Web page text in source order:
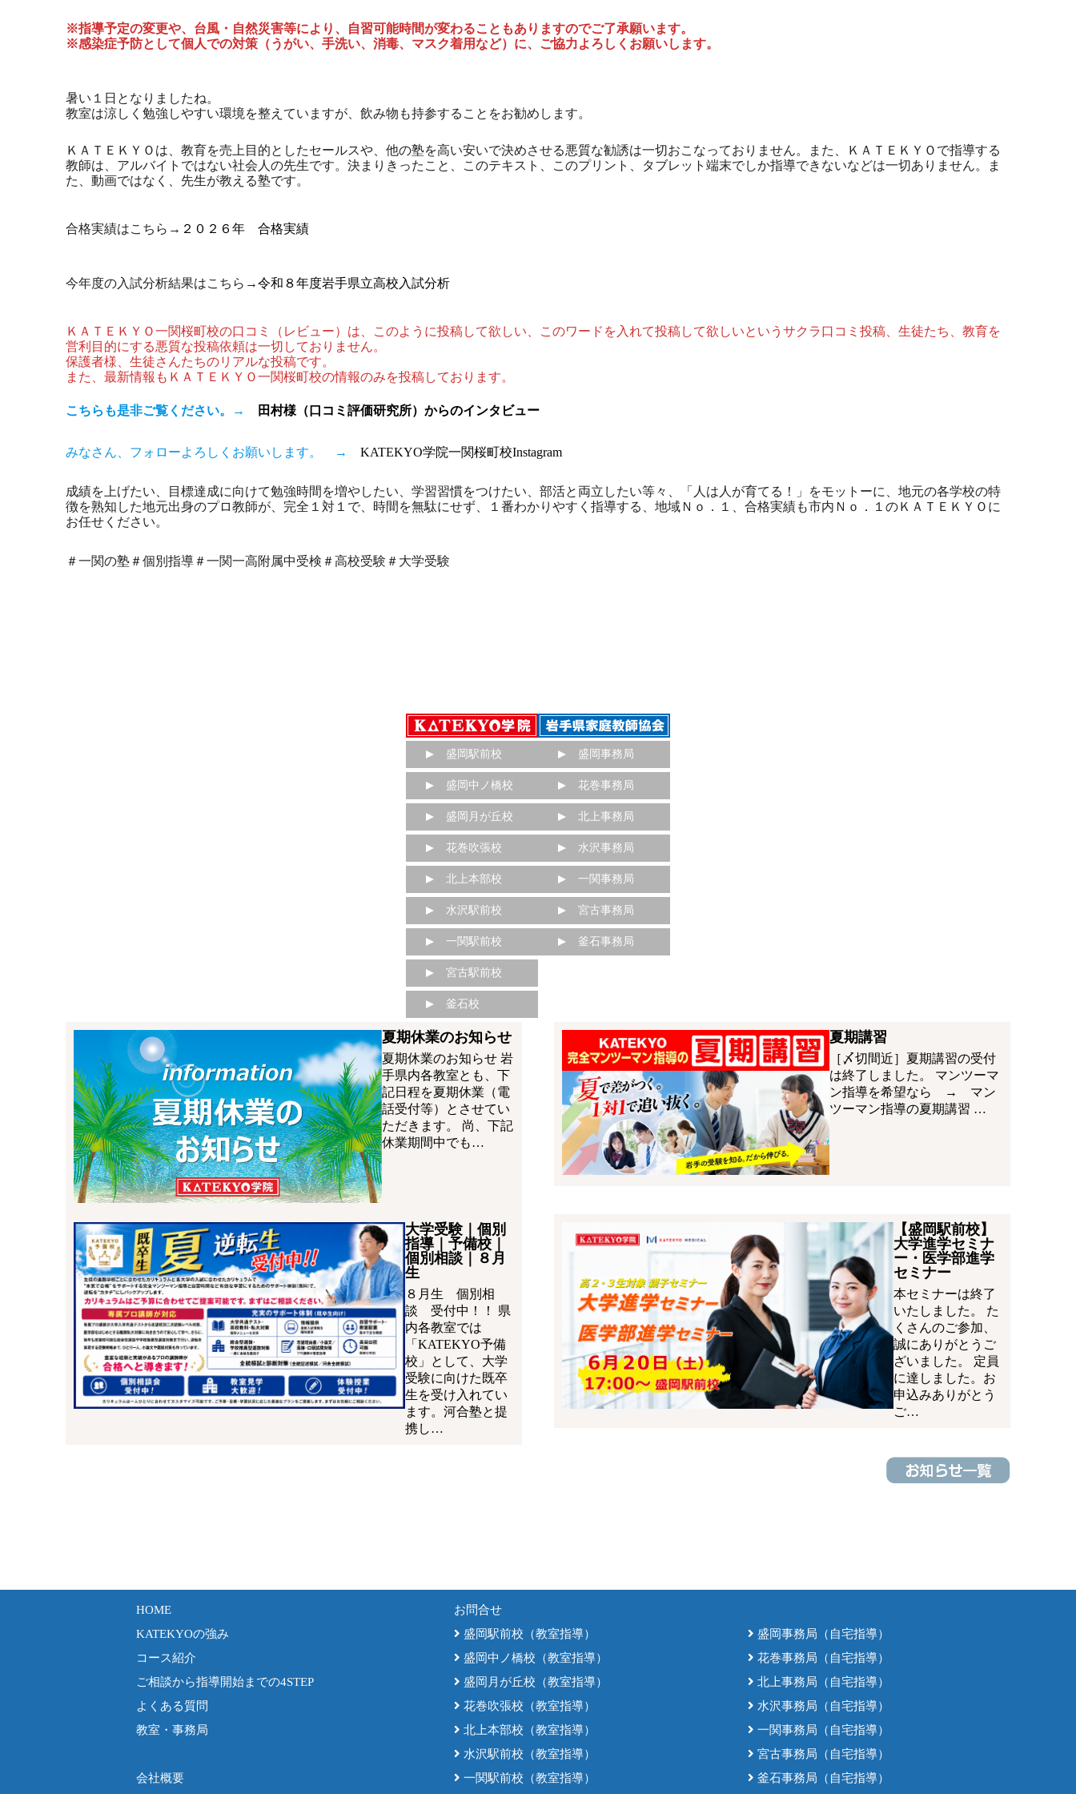
※指導予定の変更や、台風・自然災害等により、自習可能時間が変わることもありますのでご了承願います。
※感染症予防として個人での対策（うがい、手洗い、消毒、マスク着用など）に、ご協力よろしくお願いします。
暑い１日となりましたね。
教室は涼しく勉強しやすい環境を整えていますが、飲み物も持参することをお勧めします。
ＫＡＴＥＫＹＯは、教育を売上目的としたセールスや、他の塾を高い安いで決めさせる悪質な勧誘は一切おこなっておりません。また、ＫＡＴＥＫＹＯで指導する
教師は、アルバイトではない社会人の先生です。決まりきったこと、このテキスト、このプリント、タブレット端末でしか指導できないなどは一切ありません。ま
た、動画ではなく、先生が教える塾です。
合格実績はこちら→ ２０２６年 合格実績
今年度の入試分析結果はこちら→令和８年度岩手県立高校入試分析
ＫＡＴＥＫＹＯ一関桜町校の口コミ（レビュー）は、このように投稿して欲しい、このワードを入れて投稿して欲しいというサクラ口コミ投稿、生徒たち、教育を
営利目的にする悪質な投稿依頼は一切しておりません。
保護者様、生徒さんたちのリアルな投稿です。
また、最新情報もＫＡＴＥＫＹＯ一関桜町校の情報のみを投稿しております。
こちらも是非ご覧ください。→ 田村様（口コミ評価研究所）からのインタビュー
みなさん、フォローよろしくお願いします。 → KATEKYO学院一関桜町校Instagram
成績を上げたい、目標達成に向けて勉強時間を増やしたい、学習習慣をつけたい、部活と両立したい等々、「人は人が育てる！」をモットーに、地元の各学校の特
徴を熟知した地元出身のプロ教師が、完全１対１で、時間を無駄にせず、１番わかりやすく指導する、地域Ｎｏ．１、合格実績も市内Ｎｏ．１のＫＡＴＥＫＹＯに
お任せください。
＃一関の塾＃個別指導＃一関一高附属中受検＃高校受験＃大学受験
盛岡駅前校
盛岡中ノ橋校
盛岡月が丘校
花巻吹張校
北上本部校
水沢駅前校
一関駅前校
宮古駅前校
釜石校
盛岡事務局
花巻事務局
北上事務局
水沢事務局
一関事務局
宮古事務局
釜石事務局
夏期休業のお知らせ
夏期休業のお知らせ 岩
手県内各教室とも、下
記日程を夏期休業（電
話受付等）とさせてい
ただきます。 尚、下記
休業期間中でも…
夏期講習
［〆切間近］夏期講習の受付
は終了しました。 マンツーマ
ン指導を希望なら → マン
ツーマン指導の夏期講習 …
大学受験｜個別
指導｜予備校｜
個別相談｜８月
生
８月生 個別相
談 受付中！！ 県
内各教室では
「KATEKYO予備
校」として、大学
受験に向けた既卒
生を受け入れてい
ます。河合塾と提
携し…
【盛岡駅前校】
大学進学セミナ
ー・医学部進学
セミナー
本セミナーは終了
いたしました。 た
くさんのご参加、
誠にありがとうご
ざいました。 定員
に達しました。お
申込みありがとう
ご…
HOME
KATEKYOの強み
コース紹介
ご相談から指導開始までの4STEP
よくある質問
教室・事務局
会社概要
お問合せ
盛岡駅前校（教室指導）
盛岡中ノ橋校（教室指導）
盛岡月が丘校（教室指導）
花巻吹張校（教室指導）
北上本部校（教室指導）
水沢駅前校（教室指導）
一関駅前校（教室指導）
盛岡事務局（自宅指導）
花巻事務局（自宅指導）
北上事務局（自宅指導）
水沢事務局（自宅指導）
一関事務局（自宅指導）
宮古事務局（自宅指導）
釜石事務局（自宅指導）